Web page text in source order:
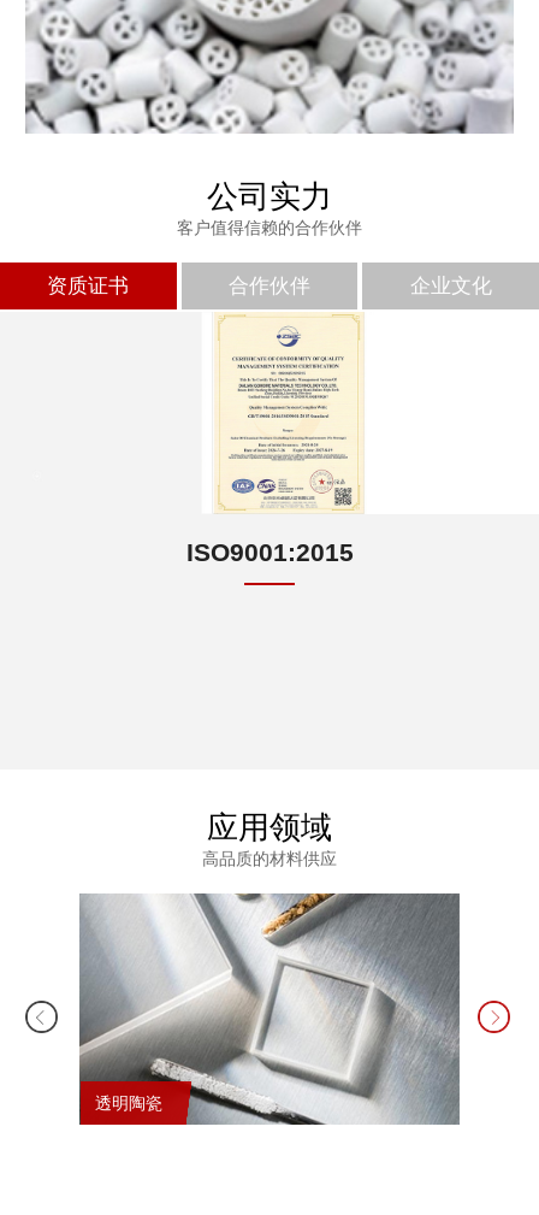
免费发样
如果您需要样品，请致电我司，专属技术人员为您推荐型号并免费
公司实力
客户值得信赖的合作伙伴
资质证书 合作伙伴 企业文化
ISO9001:2015
应用领域
高品质的材料供应
透明陶瓷